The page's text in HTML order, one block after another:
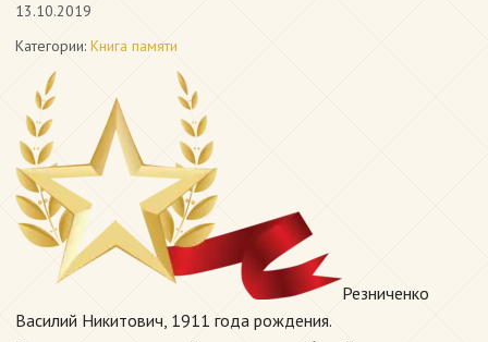
13.10.2019
Категории: Книга памяти
Резниченко
Василий Никитович, 1911 года рождения.